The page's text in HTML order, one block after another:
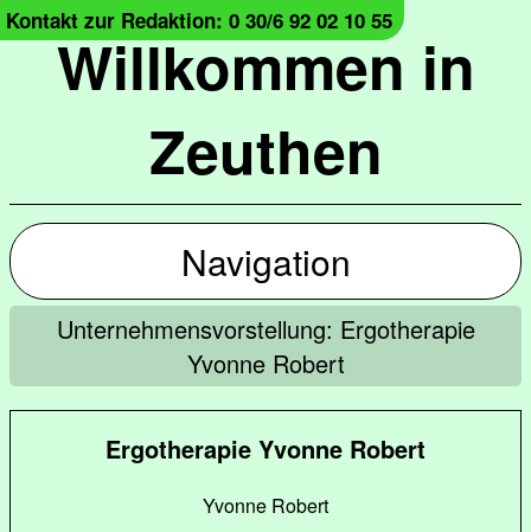
Willkommen in
Zeuthen
Kontakt zur Redaktion: 0 30/6 92 02 10 55
Navigation
Unternehmensvorstellung: Ergotherapie
Yvonne Robert
Ergotherapie Yvonne Robert
Yvonne Robert